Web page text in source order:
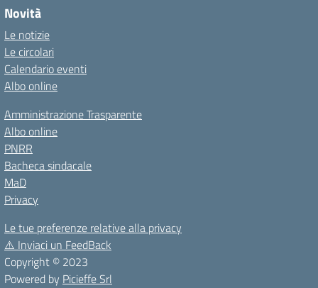
Novità
Le notizie
Le circolari
Calendario eventi
Albo online
Amministrazione Trasparente
Albo online
PNRR
Bacheca sindacale
MaD
Privacy
Le tue preferenze relative alla privacy
⚠️ Inviaci un FeedBack
Copyright © 2023
Powered by Picieffe Srl